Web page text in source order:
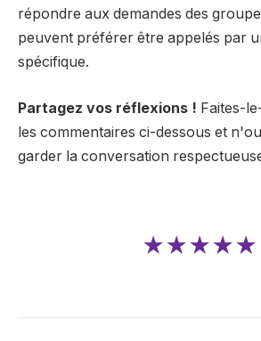
répondre aux demandes des
peuvent préférer être appelés par
spécifique.
Partagez vos réflexions ! Faites-
les commentaires ci-dessous et
garder la conversation
★★★★★